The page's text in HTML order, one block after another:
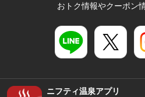
おトク情報やクーポン
ニフティ温泉アプリ